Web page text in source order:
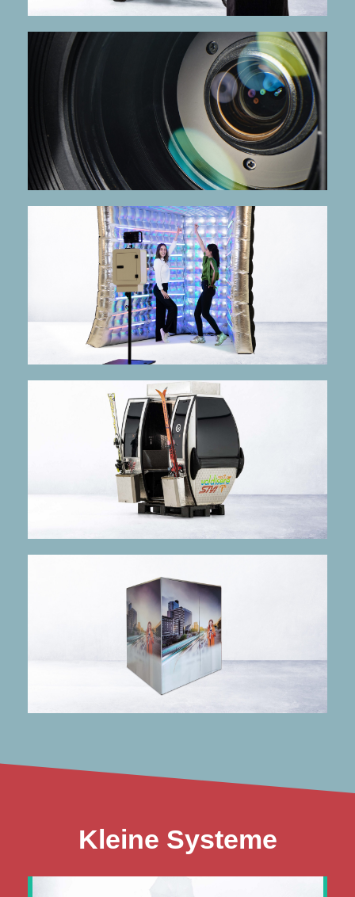
superZOOM
Softwarebasiertes System, das für einen
echten Wow-Effekt sorgt.
mehr Infos
voughBOOX
Die Discobox zur fotoBOOX
mehr Infos
fotoGONDEL
Die fotoBOOX für Bergfreunde!
mehr Infos
VideoAcoustikBOOX
Wenn dir die Stimme deiner Gäste am
Herzen liegt.
mehr Infos
Kleine Systeme